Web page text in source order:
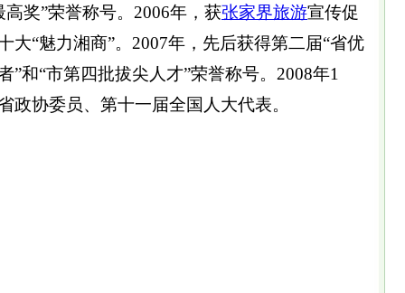
奖”荣誉称号。2006年，获张家界旅游宣传促
大“魅力湘商”。2007年，先后获得第二届“省优
”和“市第四批拔尖人才”荣誉称号。2008年1
政协委员、第十一届全国人大代表。